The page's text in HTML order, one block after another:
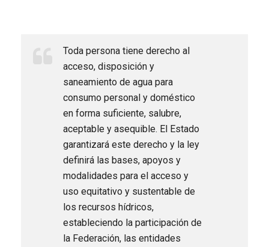
Toda persona tiene derecho al
acceso, disposición y
saneamiento de agua para
consumo personal y doméstico
en forma suficiente, salubre,
aceptable y asequible. El Estado
garantizará este derecho y la ley
definirá las bases, apoyos y
modalidades para el acceso y
uso equitativo y sustentable de
los recursos hídricos,
estableciendo la participación de
la Federación, las entidades